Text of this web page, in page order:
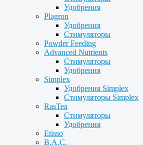
Удобрения
Plagron
Удобрения
Стимуляторы
Powder Feeding
Advanced Nutrients
Стимуляторы
Удобрения
Simplex
Удобрения Simplex
Стимуляторы Simplex
RasTea
Стимуляторы
Удобрения
Etisso
B.A.C.